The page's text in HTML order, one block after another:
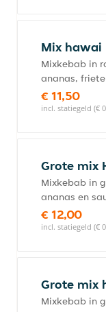
Mix
Mixkebab in
ananas,
€ 11,50
incl. statiegeld (€
Grote mix
Mixkebab in
ananas en
€ 12,00
incl. statiegeld (€
Grote mix
Mixkebab in